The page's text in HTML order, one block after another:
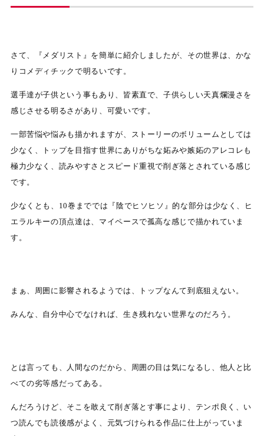
さて、『メダリスト』を簡単に紹介しましたが、その世界は、かな
りコメディチックで明るいです。
選手達が子供という事もあり、皆素直で、子供らしい天真爛漫さを
感じさせる明るさがあり、可愛いです。
一部苦悩や悩みも描かれますが、ストーリーのボリュームとしては
少なく、トップを目指す世界にありがちな妬みや嫉妬のアレコレも
極力少なく、読みやすさとスピード重視で削ぎ落とされている感じ
です。
少なくとも、10巻まででは『陰でヒソヒソ』的な部分は少なく、ヒ
エラルキーの頂点達は、マイペースで孤高な感じで描かれていま
す。
まぁ、周囲に影響されるようでは、トップなんて到底狙えない。
みんな、自分中心でなければ、生き残れない世界なのだろう。
とは言っても、人間なのだから、周囲の目は気になるし、他人と比
べての劣等感だってある。
んだろうけど、そこを敢えて削ぎ落とす事により、テンポ良く、い
つ読んでも読後感がよく、元気づけられる作品に仕上がっていま